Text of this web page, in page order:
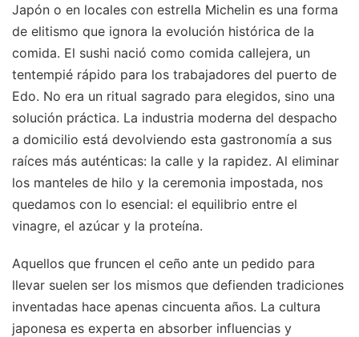
Japón o en locales con estrella Michelin es una forma
de elitismo que ignora la evolución histórica de la
comida. El sushi nació como comida callejera, un
tentempié rápido para los trabajadores del puerto de
Edo. No era un ritual sagrado para elegidos, sino una
solución práctica. La industria moderna del despacho
a domicilio está devolviendo esta gastronomía a sus
raíces más auténticas: la calle y la rapidez. Al eliminar
los manteles de hilo y la ceremonia impostada, nos
quedamos con lo esencial: el equilibrio entre el
vinagre, el azúcar y la proteína.
Aquellos que fruncen el ceño ante un pedido para
llevar suelen ser los mismos que defienden tradiciones
inventadas hace apenas cincuenta años. La cultura
japonesa es experta en absorber influencias y